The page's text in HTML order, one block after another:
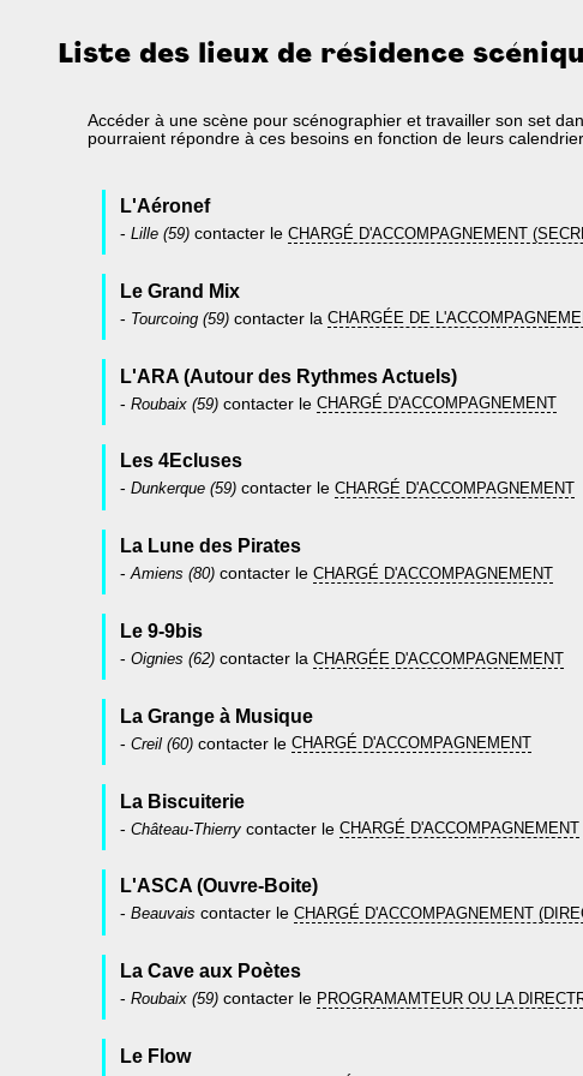
Liste des lieux de résidence
Accéder à une scène pour scénographier et travailler son set
pourraient répondre à ces besoins en fonction de leurs
L'Aéronef
-Lille (59) contacter leCHARGÉ D'ACCOMPAGNEMENT
Le Grand Mix
- Tourcoing (59) contacter laCHARGÉE DE
L'ARA (Autour des Rythmes Actuels)
-Roubaix (59) contacter leCHARGÉ D'ACCOMPAGNEMENT
Les 4Ecluses
-Dunkerque (59) contacter leCHARGÉ D'ACCOMPAGNEMENT
La Lune des Pirates
-Amiens (80) contacter leCHARGÉ D'ACCOMPAGNEMENT
Le 9-9bis
-Oignies (62) contacter laCHARGÉE D'ACCOMPAGNEMENT
La Grange à Musique
-Creil (60) contacter leCHARGÉ D'ACCOMPAGNEMENT
La Biscuiterie
-Château-Thierry contacter leCHARGÉ D'ACCOMPAGNEMENT
L'ASCA (Ouvre-Boite)
-Beauvais contacter leCHARGÉ D'ACCOMPAGNEMENT
La Cave aux Poètes
-Roubaix (59) contacter le PROGRAMAMTEUR OU LA
Le Flow